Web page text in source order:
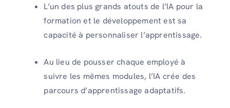
L’un des plus grands atouts de l’IA pour la
formation et le développement est sa
capacité à personnaliser l’apprentissage.
Au lieu de pousser chaque employé à
suivre les mêmes modules, l’IA crée des
parcours d’apprentissage adaptatifs.